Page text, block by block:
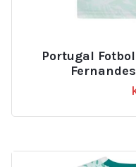
Portugal